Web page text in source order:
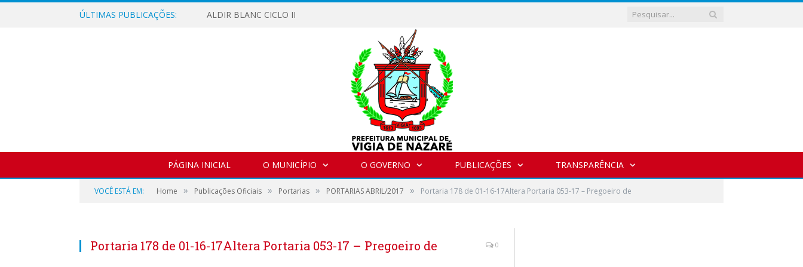
ÚLTIMAS PUBLICAÇÕES: ALDIR BLANC CICLO II
PÁGINA INICIAL O MUNICÍPIO O GOVERNO PUBLICAÇÕES TRANSPARÊNCIA
VOCÊ ESTÁ EM: Home » Publicações Oficiais » Portarias » PORTARIAS ABRIL/2017 » Portaria 178 de 01-16-17Altera Portaria 053-17 – Pregoeiro de
Portaria 178 de 01-16-17Altera Portaria 053-17 – Pregoeiro de 0